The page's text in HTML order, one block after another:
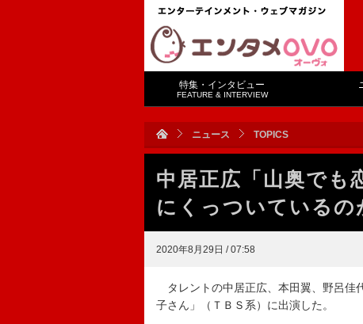
特集・インタビュー
FEATURE & INTERVIEW
ニュース TOPICS
中居正広「山奥で
にくっついているの
2020年8月29日 / 07:58
タレントの中居正広、本田翼、野呂佳
子さん」（ＴＢＳ系）に出演した。